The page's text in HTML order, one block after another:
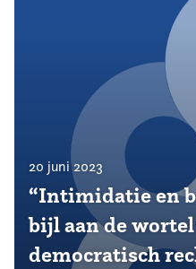
20 juni 2023
“Intimidatie en
bijl aan de
democratisch